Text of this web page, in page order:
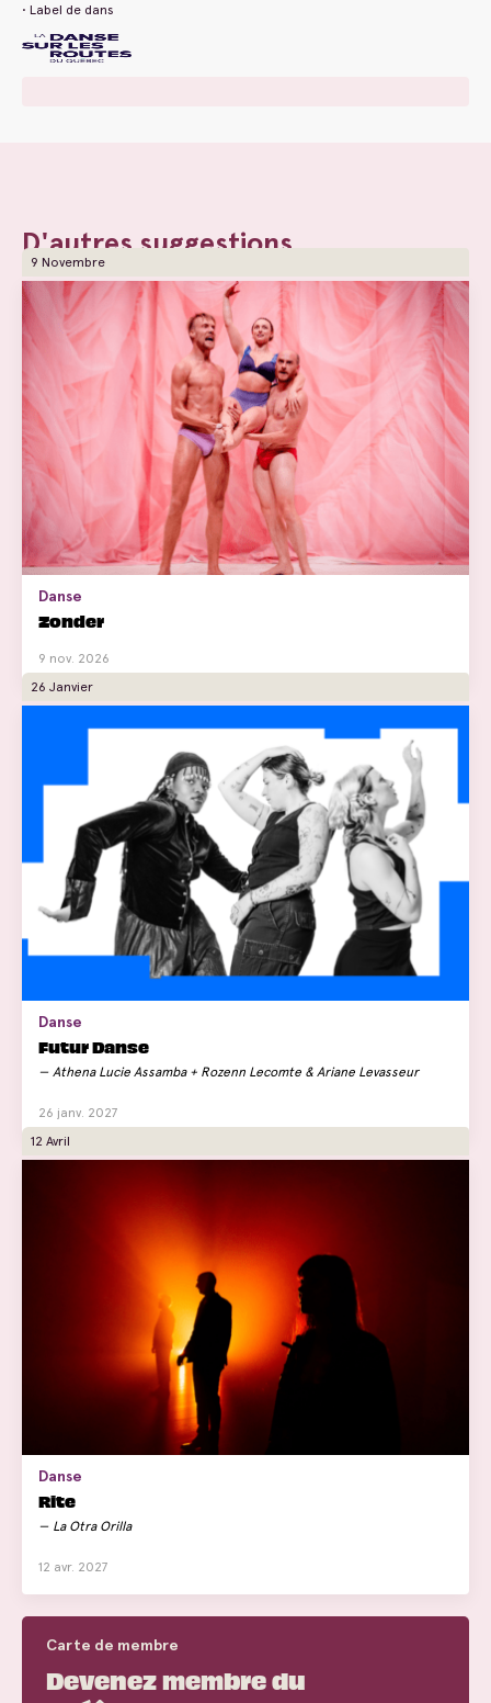
• Label de dans
D'autres suggestions
9 Novembre
Danse
Zonder
9 nov. 2026
26 Janvier
Danse
Futur Danse
Athena Lucie Assamba + Rozenn Lecomte & Ariane Levasseur
26 janv. 2027
12 Avril
Danse
Rite
La Otra Orilla
12 avr. 2027
Carte de membre
Devenez membre du